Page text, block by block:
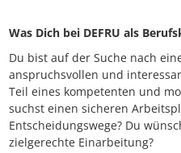
Was Dich bei DEFRU als
Du bist auf der Suche nach
anspruchsvollen und
Teil eines kompetenten und
suchst einen sicheren
Entscheidungswege? Du
zielgerechte Einarbeitung?